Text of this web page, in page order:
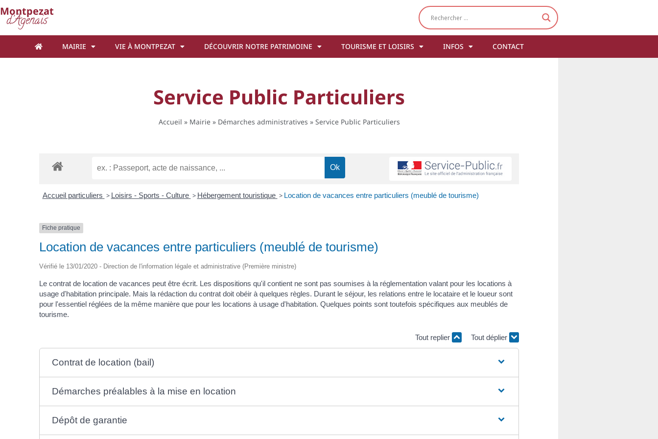
Montpezat
d'Agenais
MAIRIE VIE À MONTPEZAT DÉCOUVRIR NOTRE PATRIMOINE TOURISME ET LOISIRS INFOS CONTACT
Service Public Particuliers
Accueil » Mairie» Démarches administratives » Service Public Particuliers
Accueil particuliers > Loisirs - Sports - Culture > Hébergement touristique > Location de vacances entre particuliers (meublé de tourisme)
Fiche pratique
Location de vacances entre particuliers (meublé de tourisme)
Vérifié le 13/01/2020 - Direction de l'information légale et administrative (Première ministre)
Le contrat de location de vacances peut être écrit. Les dispositions qu'il contient ne sont pas soumises à la réglementation valant pour les locations à
usage d'habitation principale. Mais la rédaction du contrat doit obéir à quelques règles. Durant le séjour, les relations entre le locataire et le loueur sont
pour l'essentiel réglées de la même manière que pour les locations à usage d'habitation. Quelques points sont toutefois spécifiques aux meublés de
tourisme.
Tout replier Tout déplier
Contrat de location (bail)
Démarches préalables à la mise en location
Dépôt de garantie
Cookies management panel